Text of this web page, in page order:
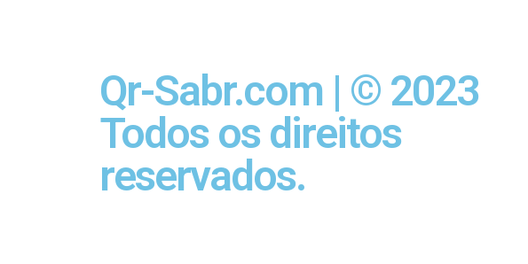
Qr-Sabr.com | © 2023
Todos os direitos
reservados.